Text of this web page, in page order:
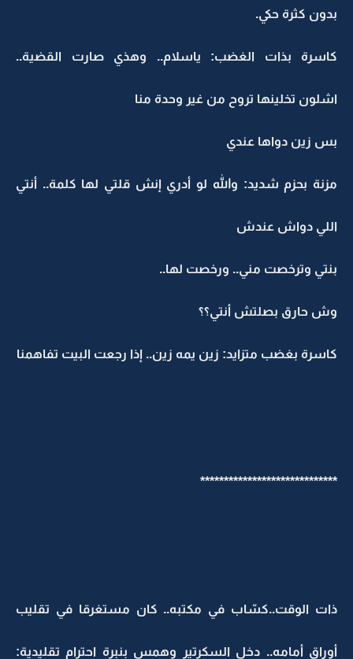
بدون كثرة حكي.
كاسرة بذات الغضب: ياسلام.. وهذي صارت القضية..
اشلون تخلينها تروح من غير وحدة منا
بس زين دواها عندي
مزنة بحزم شديد: والله لو أدري إنش قلتي لها كلمة.. أنتي
اللي دواش عندش
بنتي وترخصت مني.. ورخصت لها..
وش حارق بصلتش أنتي؟؟
كاسرة بغضب متزايد: زين يمه زين.. إذا رجعت البيت تفاهمنا
*****************************
ذات الوقت..كسّاب في مكتبه.. كان مستغرقا في تقليب
أوراق أمامه.. دخل السكرتير وهمس بنبرة احترام تقليدية: